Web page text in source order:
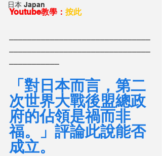
日本 Japan
Youtube教學： 按此
「對日本而言，第二
次世界大戰後盟總政
府的佔領是禍而非
福。」評論此說能否
成立。